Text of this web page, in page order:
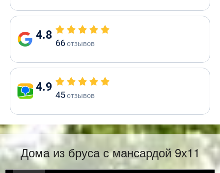
4.8
66отзывов
4.9
45отзывов
Дома из бруса с мансардой 9х11